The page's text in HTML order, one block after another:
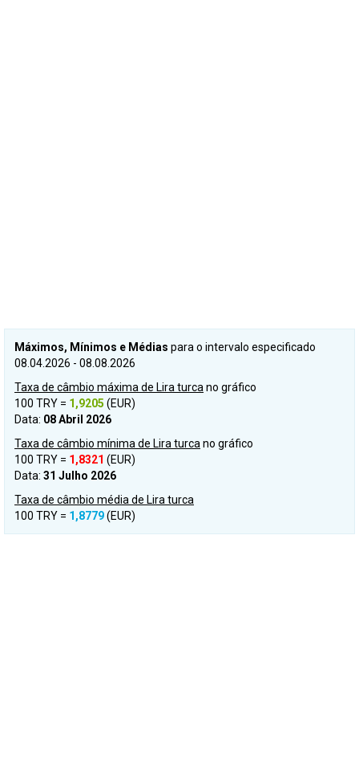
Máximos, Mínimos e Médias para o intervalo especificado
08.04.2026 - 08.08.2026
Taxa de câmbio máxima de Lira turca no gráfico
100 TRY = 1,9205 (EUR)
Data: 08 Abril 2026
Taxa de câmbio mínima de Lira turca no gráfico
100 TRY = 1,8321 (EUR)
Data: 31 Julho 2026
Taxa de câmbio média de Lira turca
100 TRY = 1,8779(EUR)